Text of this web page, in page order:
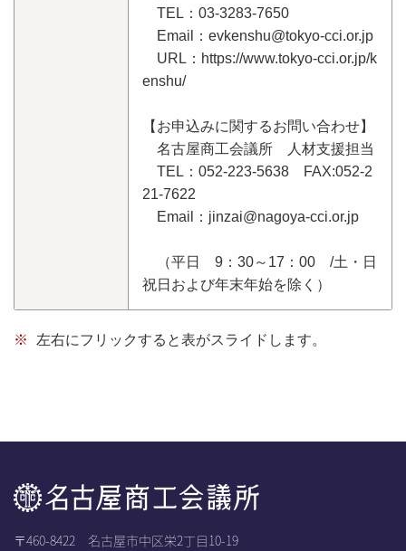
TEL：03-3283-7650
Email：evkenshu@tokyo-cci.or.jp
URL：https://www.tokyo-cci.or.jp/k
enshu/
【お申込みに関するお問い合わせ】
名古屋商工会議所 人材支援担当
TEL：052-223-5638 FAX:052-2
21-7622
Email：jinzai@nagoya-cci.or.jp
（平日 9：30～17：00 /土・日
祝日および年末年始を除く）
※ 左右にフリックすると表がスライドします。
〒460-8422 名古屋市中区栄2丁目10-19